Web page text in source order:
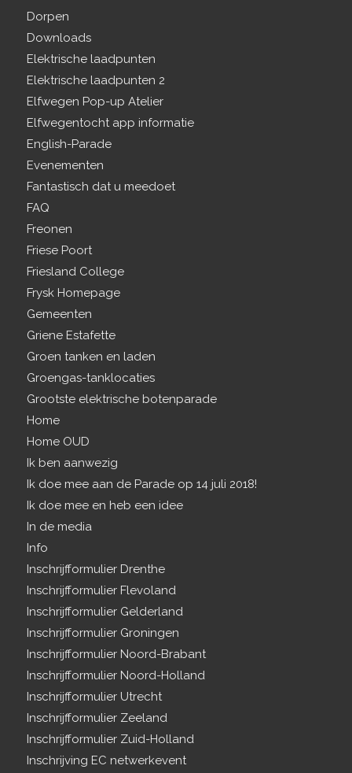
Dorpen
Downloads
Elektrische laadpunten
Elektrische laadpunten 2
Elfwegen Pop-up Atelier
Elfwegentocht app informatie
English-Parade
Evenementen
Fantastisch dat u meedoet
FAQ
Freonen
Friese Poort
Friesland College
Frysk Homepage
Gemeenten
Griene Estafette
Groen tanken en laden
Groengas-tanklocaties
Grootste elektrische botenparade
Home
Home OUD
Ik ben aanwezig
Ik doe mee aan de Parade op 14 juli 2018!
Ik doe mee en heb een idee
In de media
Info
Inschrijfformulier Drenthe
Inschrijfformulier Flevoland
Inschrijfformulier Gelderland
Inschrijfformulier Groningen
Inschrijfformulier Noord-Brabant
Inschrijfformulier Noord-Holland
Inschrijfformulier Utrecht
Inschrijfformulier Zeeland
Inschrijfformulier Zuid-Holland
Inschrijving EC netwerkevent